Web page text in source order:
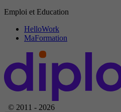
Emploi et Education
HelloWork
MaFormation
© 2011 - 2026